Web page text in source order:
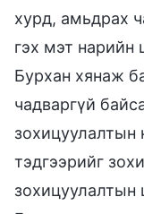
хурд, амьдрах
гэх мэт нарийн
Бурхан хянаж
чадваргүй
зохицуулалтын
тэдгээрийг